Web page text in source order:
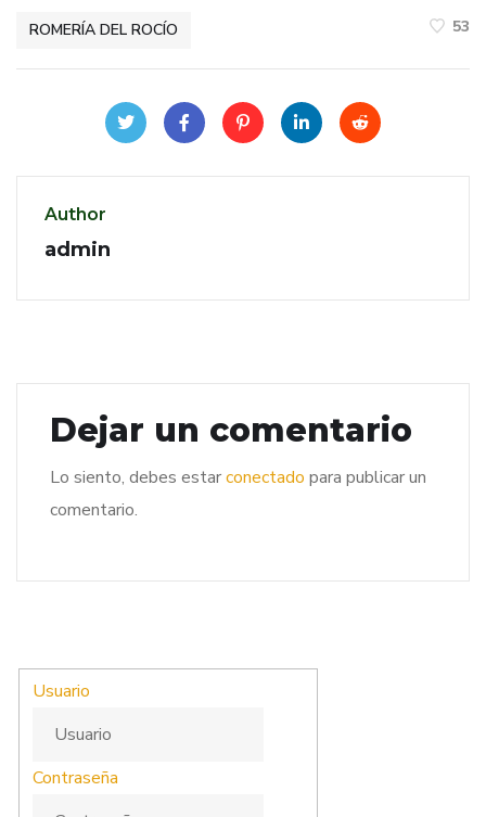
ROMERÍA DEL ROCÍO 53
Author
admin
Dejar un comentario
Lo siento, debes estarconectado para publicar un
comentario.
Usuario
Contraseña